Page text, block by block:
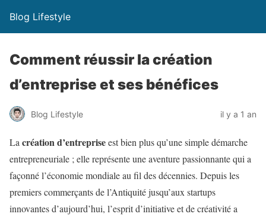
Blog Lifestyle
Comment réussir la création
d’entreprise et ses bénéfices
Blog Lifestyle il y a 1 an
La création d’entrepriseest bien plus qu’une simple démarche
entrepreneuriale ; elle représente une aventure passionnante qui a
façonné l’économie mondiale au fil des décennies. Depuis les
premiers commerçants de l’Antiquité jusqu’aux startups
innovantes d’aujourd’hui, l’esprit d’initiative et de créativité a